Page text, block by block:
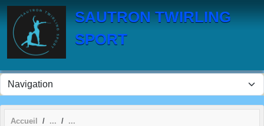
SAUTRON TWIRLING
SPORT
Accueil
Panneau de gestion des cookies